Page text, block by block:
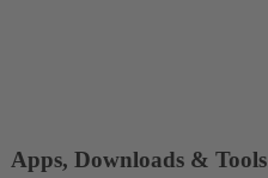
Apps, Downloads & Tools